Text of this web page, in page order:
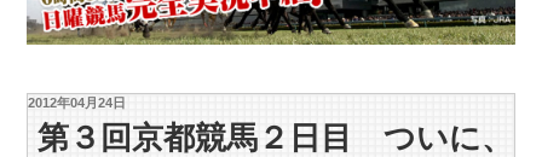
2012年04月24日
第３回京都競馬２日目 ついに、